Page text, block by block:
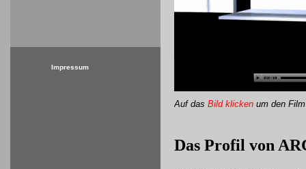
Auf das Bild klicken um den
Das Profil von
Impressum